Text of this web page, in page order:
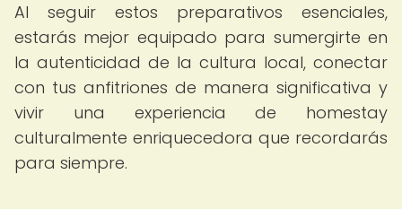
Al seguir estos preparativos esenciales,
estarás mejor equipado para sumergirte en
la autenticidad de la cultura local, conectar
con tus anfitriones de manera significativa y
vivir una experiencia de homestay
culturalmente enriquecedora que recordarás
para siempre.